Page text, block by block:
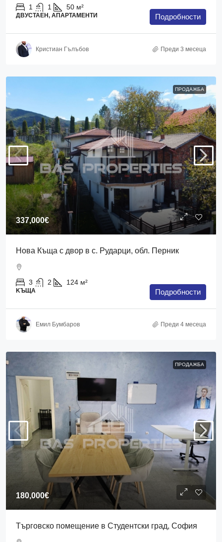
1 1 50 м²
ДВУСТАЕН, АПАРТАМЕНТИ Подробности
Кристиан Гълъбов Преди 3 месеца
ПРОДАЖБА
337,000€
Нова Къща с двор в с. Рударци, обл. Перник
3 2 124 м²
KЪЩА Подробности
Емил Бумбаров Преди 4 месеца
ПРОДАЖБА
180,000€
Търговско помещение в Студентски град, София